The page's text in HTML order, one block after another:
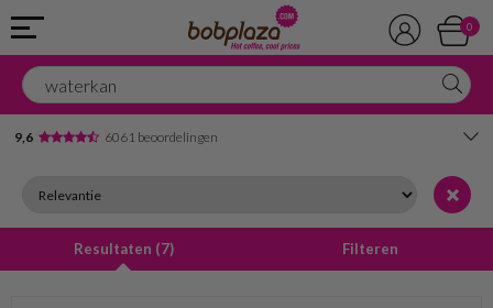
0
9,6 6061 beoordelingen
Advies in onze winkel
Resultaten (7) Filteren